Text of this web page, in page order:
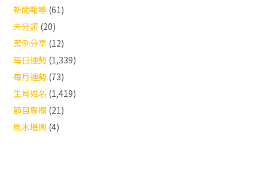
新聞報導 (61)
未分類 (20)
案例分享 (12)
每日運勢 (1,339)
每月運勢 (73)
生肖姓名 (1,419)
節目專欄 (21)
風水堪輿 (4)